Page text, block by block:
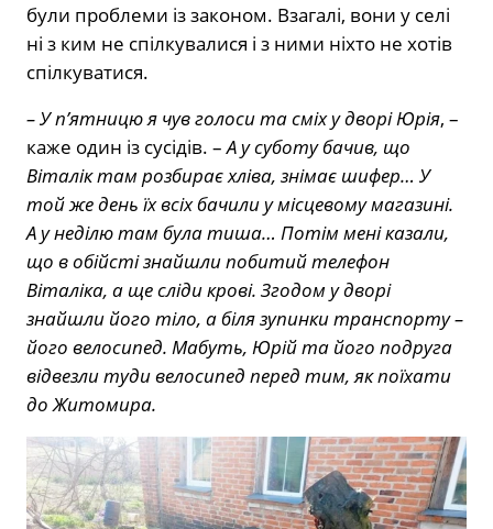
були проблеми із законом. Взагалі, вони у селі
ні з ким не спілкувалися і з ними ніхто не хотів
спілкуватися.
– У п’ятницю я чув голоси та сміх у дворі Юрія, –
каже один із сусідів. –А у суботу бачив, що
Віталік там розбирає хліва, знімає шифер… У
той же день їх всіх бачили у місцевому магазині.
А у неділю там була тиша… Потім мені казали,
що в обійсті знайшли побитий телефон
Віталіка, а ще сліди крові. Згодом у дворі
знайшли його тіло, а біля зупинки транспорту –
його велосипед. Мабуть, Юрій та його подруга
відвезли туди велосипед перед тим, як поїхати
до Житомира.